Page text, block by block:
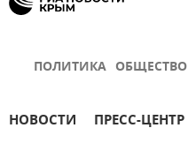
ПОЛИТИКА ОБЩЕСТВО
НОВОСТИ ПРЕСС-ЦЕНТР